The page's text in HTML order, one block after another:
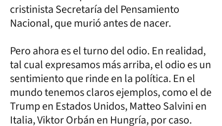
cristinista Secretaría del Pensamiento
Nacional, que murió antes de nacer.
Pero ahora es el turno del odio. En realidad,
tal cual expresamos más arriba, el odio es un
sentimiento que rinde en la política. En el
mundo tenemos claros ejemplos, como el de
Trump en Estados Unidos, Matteo Salvini en
Italia, Viktor Orbán en Hungría, por caso.